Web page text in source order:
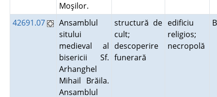
Moşilor.
42691.07
Ansamblul
sitului
medieval al
bisericii Sf.
Arhanghel
Mihail Brăila.
Ansamblul
structură de
cult;
descoperire
funerară
edificiu
religios;
necropolă